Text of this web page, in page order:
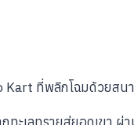
ที่พลิกโฉมด้วยสน